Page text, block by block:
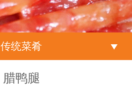
传统菜肴
腊鸭腿